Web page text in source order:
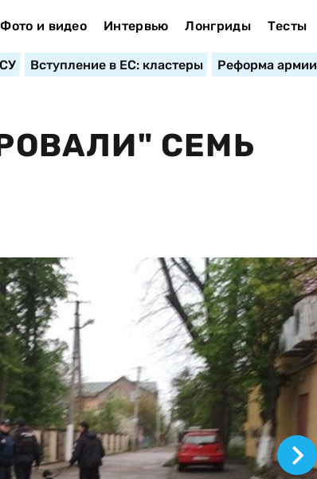
Фото и видео Интервью Лонгриды Тесты
Вступление в ЕС: кластеры Реформа армии
СЕМЬ